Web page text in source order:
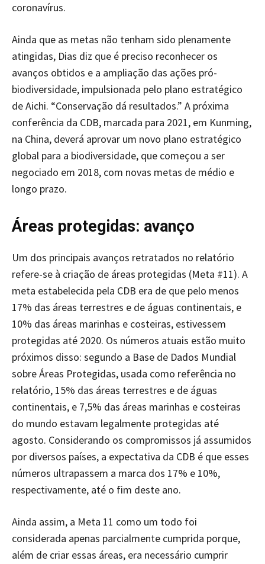
coronavírus.
Ainda que as metas não tenham sido plenamente
atingidas, Dias diz que é preciso reconhecer os
avanços obtidos e a ampliação das ações pró-
biodiversidade, impulsionada pelo plano estratégico
de Aichi. “Conservação dá resultados.” A próxima
conferência da CDB, marcada para 2021, em Kunming,
na China, deverá aprovar um novo plano estratégico
global para a biodiversidade, que começou a ser
negociado em 2018, com novas metas de médio e
longo prazo.
Áreas protegidas: avanço
Um dos principais avanços retratados no relatório
refere-se à criação de áreas protegidas (Meta #11). A
meta estabelecida pela CDB era de que pelo menos
17% das áreas terrestres e de águas continentais, e
10% das áreas marinhas e costeiras, estivessem
protegidas até 2020. Os números atuais estão muito
próximos disso: segundo a Base de Dados Mundial
sobre Áreas Protegidas, usada como referência no
relatório, 15% das áreas terrestres e de águas
continentais, e 7,5% das áreas marinhas e costeiras
do mundo estavam legalmente protegidas até
agosto. Considerando os compromissos já assumidos
por diversos países, a expectativa da CDB é que esses
números ultrapassem a marca dos 17% e 10%,
respectivamente, até o fim deste ano.
Ainda assim, a Meta 11 como um todo foi
considerada apenas parcialmente cumprida porque,
além de criar essas áreas, era necessário cumprir